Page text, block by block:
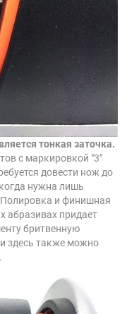
тонкая заточка.
с маркировкой "3"
довести нож до
нужна лишь
и финишная
абразивах придает
бритвенную
здесь также можно